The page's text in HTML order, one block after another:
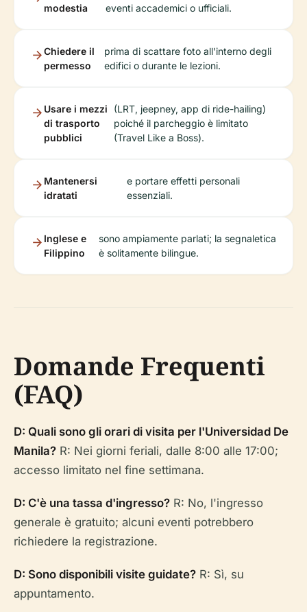
modestia
eventi accademici o ufficiali.
Chiedere il
permesso
prima di scattare foto all'interno degli
edifici o durante le lezioni.
Usare i mezzi
di trasporto
pubblici
(LRT, jeepney, app di ride-hailing)
poiché il parcheggio è limitato
(Travel Like a Boss).
Mantenersi
idratati
e portare effetti personali
essenziali.
Inglese e
Filippino
sono ampiamente parlati; la segnaletica
è solitamente bilingue.
Domande Frequenti
(FAQ)
D: Quali sono gli orari di visita per l'Universidad De
Manila? R: Nei giorni feriali, dalle 8:00 alle 17:00;
accesso limitato nel fine settimana.
D: C'è una tassa d'ingresso? R: No, l'ingresso
generale è gratuito; alcuni eventi potrebbero
richiedere la registrazione.
D: Sono disponibili visite guidate? R: Sì, su
appuntamento.